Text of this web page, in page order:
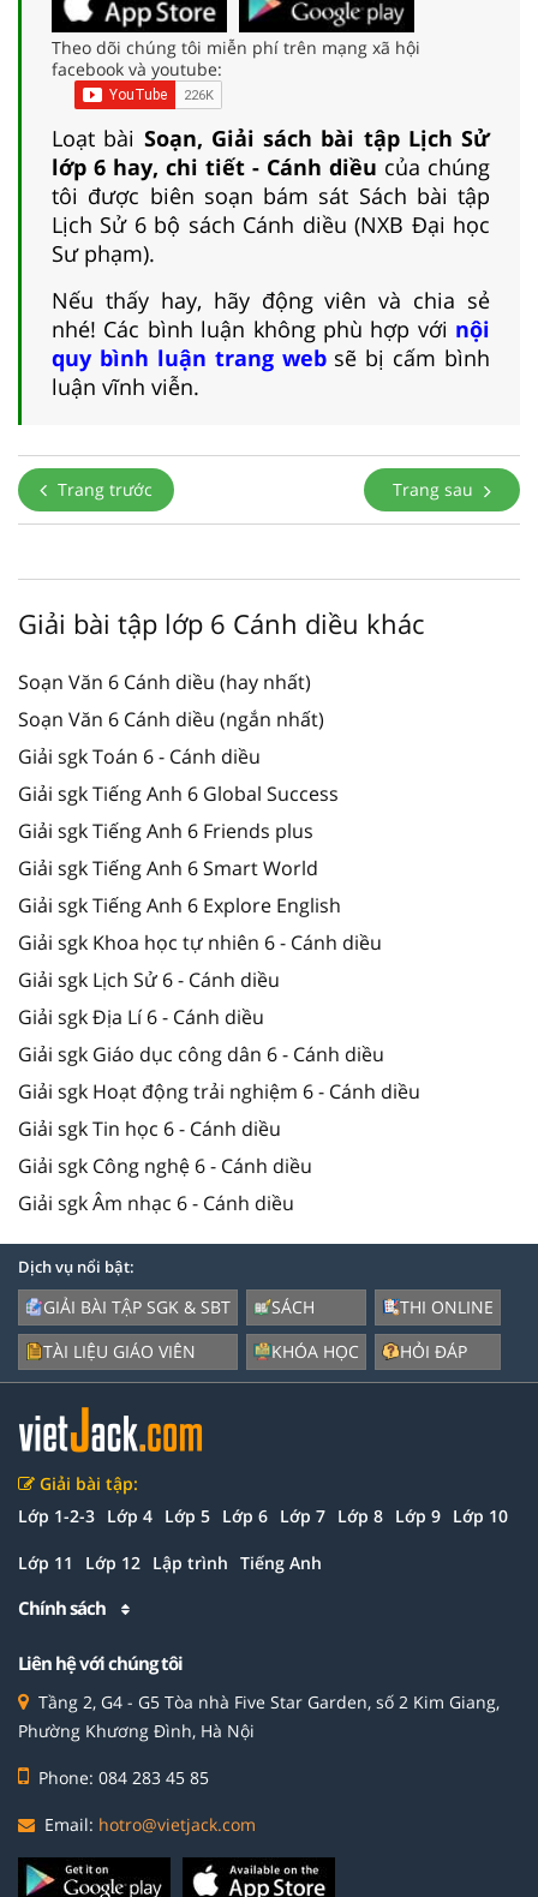
Theo dõi chúng tôi miễn phí trên mạng xã hội
facebook và youtube:
Loạt bài Soạn, Giải sách bài tập Lịch Sử
lớp 6 hay, chi tiết - Cánh diều của chúng
tôi được biên soạn bám sát Sách bài tập
Lịch Sử 6 bộ sách Cánh diều (NXB Đại học
Sư phạm).
Nếu thấy hay, hãy động viên và chia sẻ
nhé! Các bình luận không phù hợp với nội
quy bình luận trang websẽ bị cấm bình
luận vĩnh viễn.
Trang trước Trang sau
Giải bài tập lớp 6 Cánh diều khác
Soạn Văn 6 Cánh diều (hay nhất)
Soạn Văn 6 Cánh diều (ngắn nhất)
Giải sgk Toán 6 - Cánh diều
Giải sgk Tiếng Anh 6 Global Success
Giải sgk Tiếng Anh 6 Friends plus
Giải sgk Tiếng Anh 6 Smart World
Giải sgk Tiếng Anh 6 Explore English
Giải sgk Khoa học tự nhiên 6 - Cánh diều
Giải sgk Lịch Sử 6 - Cánh diều
Giải sgk Địa Lí 6 - Cánh diều
Giải sgk Giáo dục công dân 6 - Cánh diều
Giải sgk Hoạt động trải nghiệm 6 - Cánh diều
Giải sgk Tin học 6 - Cánh diều
Giải sgk Công nghệ 6 - Cánh diều
Giải sgk Âm nhạc 6 - Cánh diều
Dịch vụ nổi bật:
GIẢI BÀI TẬP SGK & SBT
TÀI LIỆU GIÁO VIÊN
SÁCH
KHÓA HỌC
THI ONLINE
HỎI ĐÁP
Giải bài tập:
Lớp 1-2-3 Lớp 4 Lớp 5 Lớp 6 Lớp 7 Lớp 8 Lớp 9 Lớp 10
Lớp 11 Lớp 12 Lập trình Tiếng Anh
Chính sách
Liên hệ với chúng tôi
Tầng 2, G4 - G5 Tòa nhà Five Star Garden, số 2 Kim Giang,
Phường Khương Đình, Hà Nội
Phone: 084 283 45 85
Email: hotro@vietjack.com